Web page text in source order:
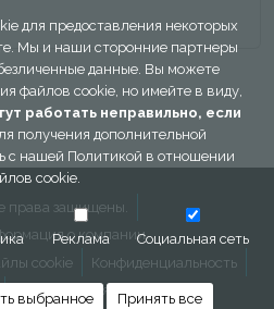
для предоставления некоторых
Мы и наши сторонние партнеры
данные. Вы можете
файлов cookie, но имейте в виду,
работать неправильно, если
получения дополнительной
с нашей Политикой в ​​отношении
cookie.
Реклама Социальная сеть
выбранное Принять все
права защищены.
о компании
cookie
Конфиденциальность
Обратная связь